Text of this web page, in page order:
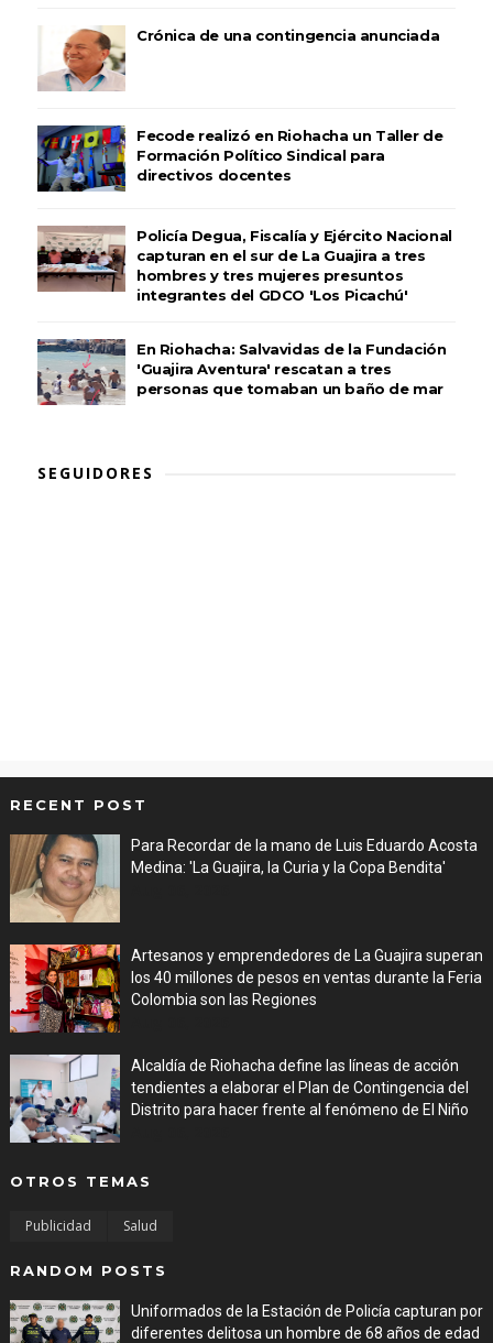
Crónica de una contingencia anunciada
Fecode realizó en Riohacha un Taller de
Formación Político Sindical para
directivos docentes
Policía Degua, Fiscalía y Ejército Nacional
capturan en el sur de La Guajira a tres
hombres y tres mujeres presuntos
integrantes del GDCO 'Los Picachú'
En Riohacha: Salvavidas de la Fundación
'Guajira Aventura' rescatan a tres
personas que tomaban un baño de mar
SEGUIDORES
RECENT POST
Para Recordar de la mano de Luis Eduardo Acosta
Medina: 'La Guajira, la Curia y la Copa Bendita'
Artesanos y emprendedores de La Guajira superan
los 40 millones de pesos en ventas durante la Feria
Colombia son las Regiones
Alcaldía de Riohacha define las líneas de acción
tendientes a elaborar el Plan de Contingencia del
Distrito para hacer frente al fenómeno de El Niño
OTROS TEMAS
Publicidad Salud
RANDOM POSTS
Uniformados de la Estación de Policía capturan por
diferentes delitosa un hombre de 68 años de edad